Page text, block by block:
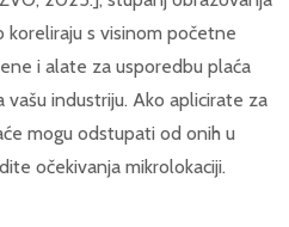
s visinom početne
i alate za usporedbu plaća
industriju. Ako aplicirate za
mogu odstupati od onih u
očekivanja mikrolokaciji.